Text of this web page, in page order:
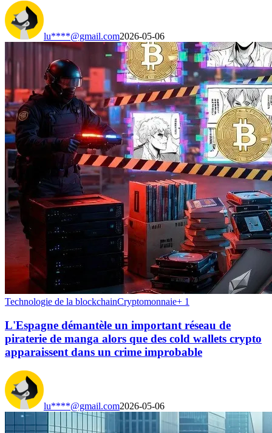
lu****@gmail.com2026-05-06
Technologie de la blockchainCryptomonnaie+ 1
L'Espagne démantèle un important réseau de
piraterie de manga alors que des cold wallets crypto
apparaissent dans un crime improbable
lu****@gmail.com2026-05-06